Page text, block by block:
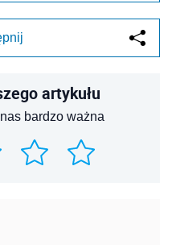
artykułu
bardzo ważna